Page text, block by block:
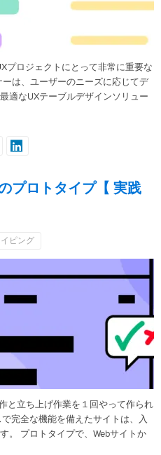
プロジェクトにとって非常に重要な
は、ユーザーのニーズに応じてデ
適なUXテーブルデザインソリュー
プロトタイプ【 実践
ピング
と立ち上げ作業を１回やって作られ
完全な機能を備えたサイトは、入
。 プロトタイプで、Webサイトか